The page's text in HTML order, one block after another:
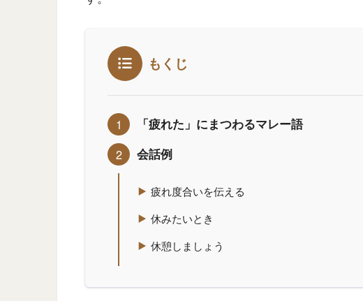
もくじ
「疲れた」にまつわるマレー語
会話例
疲れ度合いを伝える
休みたいとき
休憩しましょう